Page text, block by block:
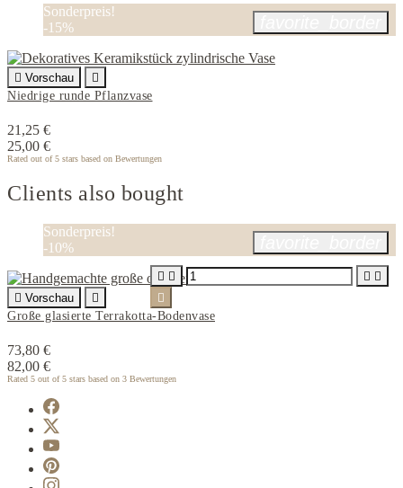
Sonderpreis!
-15%
 Vorschau

Niedrige runde Pflanzvase
21,25 €
25,00 €
Rated out of 5 stars based on Bewertungen
Clients also bought
Sonderpreis!
-10%
 Vorschau

Große glasierte Terrakotta-Bodenvase
73,80 €
82,00 €
Rated 5 out of 5 stars based on 3 Bewertungen
   
